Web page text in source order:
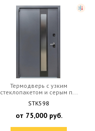
Термодверь с узким
стеклопакетом и серым п...
STK598
от 75,000руб.